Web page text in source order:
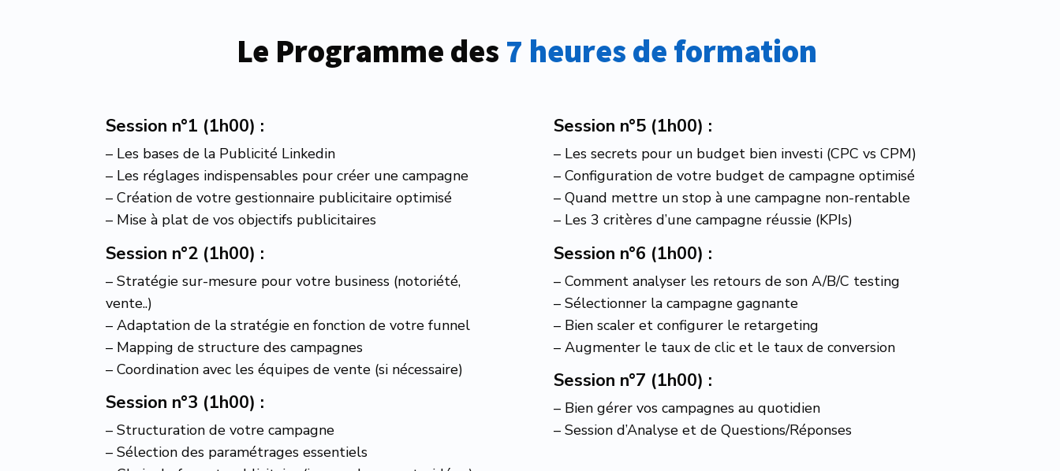
Le Programme des 7 heures de formation
Session n°1 (1h00) :
– Les bases de la Publicité Linkedin
– Les réglages indispensables pour créer une campagne
– Création de votre gestionnaire publicitaire optimisé
– Mise à plat de vos objectifs publicitaires
Session n°2 (1h00) :
– Stratégie sur-mesure pour votre business (notoriété,
vente..)
– Adaptation de la stratégie en fonction de votre funnel
– Mapping de structure des campagnes
– Coordination avec les équipes de vente (si nécessaire)
Session n°3 (1h00) :
– Structuration de votre campagne
– Sélection des paramétrages essentiels
Session n°5 (1h00) :
– Les secrets pour un budget bien investi (CPC vs CPM)
– Configuration de votre budget de campagne optimisé
– Quand mettre un stop à une campagne non-rentable
– Les 3 critères d’une campagne réussie (KPIs)
Session n°6 (1h00) :
– Comment analyser les retours de son A/B/C testing
– Sélectionner la campagne gagnante
– Bien scaler et configurer le retargeting
– Augmenter le taux de clic et le taux de conversion
Session n°7 (1h00) :
– Bien gérer vos campagnes au quotidien
–Session d’Analyse et de Questions/Réponses